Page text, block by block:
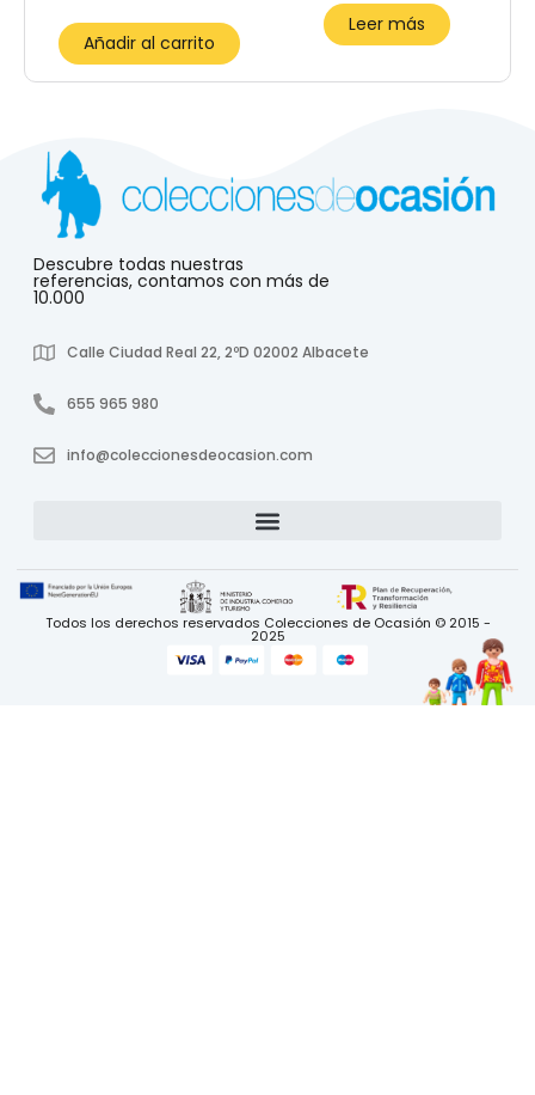
Añadir al carrito
Leer más
Descubre todas nuestras
referencias, contamos con más de
10.000
Calle Ciudad Real 22, 2ºD 02002 Albacete
655 965 980
info@coleccionesdeocasion.com
Todos los derechos reservados Colecciones de Ocasión © 2015 -
2025